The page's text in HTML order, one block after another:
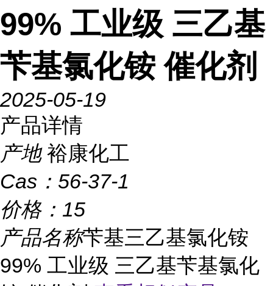
99% 工业级 三乙基
苄基氯化铵 催化剂
2025-05-19
产品详情
产地 裕康化工
Cas： 56-37-1
价格： 15
产品名称苄基三乙基氯化铵
99% 工业级 三乙基苄基氯化